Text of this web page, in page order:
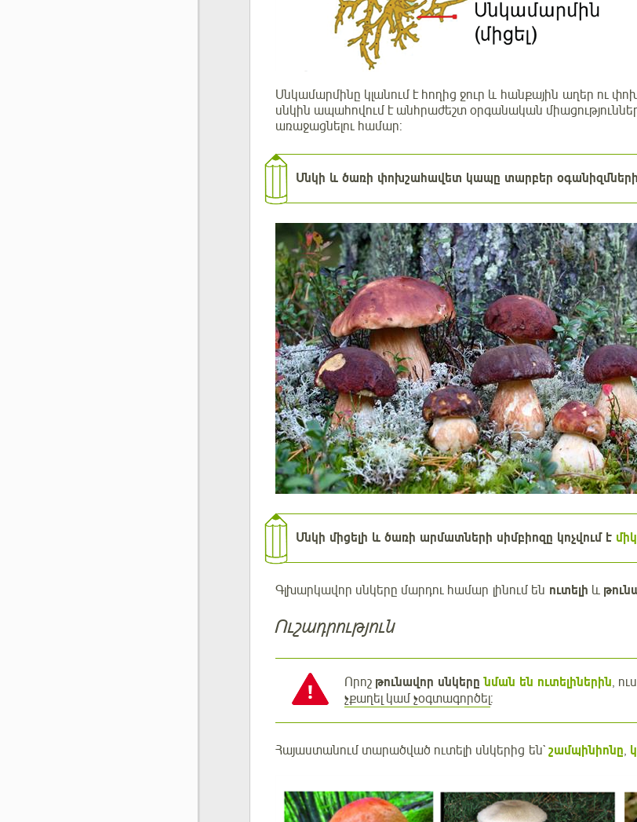
Սնկամարմինը կլանում է հողից ջուր և հանքային աղեր ու
սնկին ապահովում է անհրաժեշտ օրգանական
առաջացնելու համար:
Սնկի և ծառի փոխշահավետ կապը տարբեր օգանիզմների
Սնկի միցելի և ծառի արմատների սիմբիոզը կոչվում է
Գլխարկավոր սնկերը մարդու համար լինում են ուտելի և
Ուշադրություն
Որոշ թունավոր սնկերընման են ուտելիներին,
չքաղել կամ չօգտագործել:
Հայաստանում տարածված ուտելի սնկերից են` շամպինիոնը,